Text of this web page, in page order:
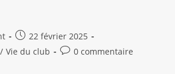
Publication
publiée :
22 février 2025
/ Vie du club
Commentaires
0 commentaire